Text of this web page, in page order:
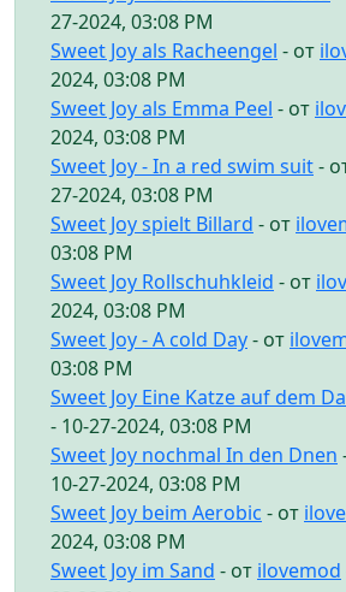
27-2024, 03:08 PM
Sweet Joy als Racheengel - от
2024, 03:08 PM
Sweet Joy als Emma Peel - от
2024, 03:08 PM
Sweet Joy - In a red swim suit-
27-2024, 03:08 PM
Sweet Joy spielt Billard - от
03:08 PM
Sweet Joy Rollschuhkleid - от
2024, 03:08 PM
Sweet Joy - A cold Day- от
03:08 PM
Sweet Joy Eine Katze auf dem
- 10-27-2024, 03:08 PM
Sweet Joy nochmal In den Dnen
10-27-2024, 03:08 PM
Sweet Joy beim Aerobic - от
2024, 03:08 PM
Sweet Joy im Sand - от ilovemod